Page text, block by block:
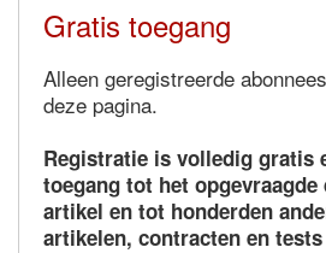
Gratis toegang
Alleen geregistreerde
deze pagina.
Registratie is volledig gratis
toegang tot het
artikel en tot honderden
artikelen, contracten en